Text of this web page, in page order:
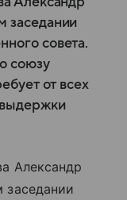
заседании
совета.
союзу
от всех
Александр
заседании